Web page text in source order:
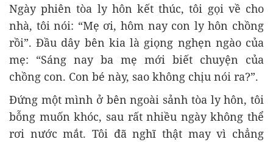
Ngày phiên tòa ly hôn kết thúc, tôi gọi về cho
nhà, tôi nói: “Mẹ ơi, hôm nay con ly hôn chồng
rồi”. Đầu dây bên kia là giọng nghẹn ngào của
mẹ: “Sáng nay ba mẹ mới biết chuyện của
chồng con. Con bé này, sao không chịu nói ra?”.
Đứng một mình ở bên ngoài sảnh tòa ly hôn, tôi
bỗng muốn khóc, sau rất nhiều ngày không thể
rơi nước mắt. Tôi đã nghĩ thật may vì chẳng